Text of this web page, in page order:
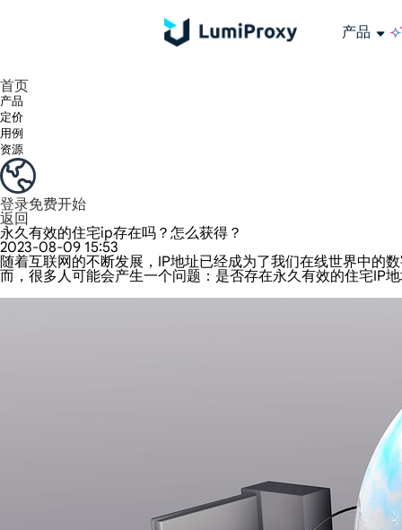
产品
首页
产品
定价
用例
资源
登录免费开始
返回
永久有效的住宅ip存在吗？怎么获得？
2023-08-09 15:53
随着互联网的不断发展，IP地址已经成为了我们在线世界中的
而，很多人可能会产生一个问题：是否存在永久有效的住宅IP